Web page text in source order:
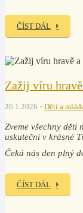
ČÍST DÁL
Zažij víru
26.1.2026 Děti a
Zveme všechny děti
uskuteční v krásné
Čeká nás den plný
ČÍST DÁL